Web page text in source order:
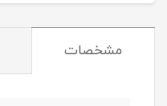
مشخصات